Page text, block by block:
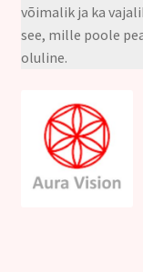
võimalik ja ka
see, mille poole
oluline.